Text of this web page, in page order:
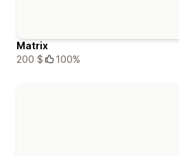
Matrix
200 $
100%